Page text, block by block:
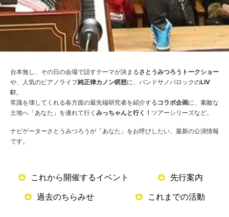
台本無し、その日の会場で話すテーマが決まるさとうみつろうトークショー
や、人気のピアノライブ純正律カノン瞑想に、バンドサノバロックのLIV
E!。
常識を壊してくれる各方面の最先端研究者を紹介するコラボ企画に、素敵な
土地へ「あなた」を連れて行く みっちゃんと行く！ ツアーシリーズなど。
ナビゲーターさとうみつろうが「あなた」をお呼びしたい、最新の公演情報
です。
これから開催するイベント
先行案内
過去のちらみせ
これまでの活動